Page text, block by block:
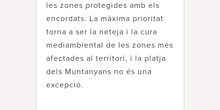
les zones protegides amb els
encordats. La màxima prioritat
torna a ser la neteja i la cura
mediambiental de les zones més
afectades al territori, i la platja
dels Muntanyans no és una
excepció.